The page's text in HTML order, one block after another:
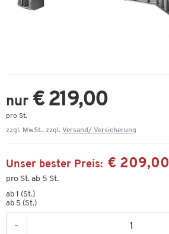
nur € 219,00
pro St.
zzgl. MwSt., zzgl. Versand/ Versicherung
Unser bester Preis: € 209,00
pro St. ab 5 St.
ab 1 (St.)
ab 5 (St.)
-